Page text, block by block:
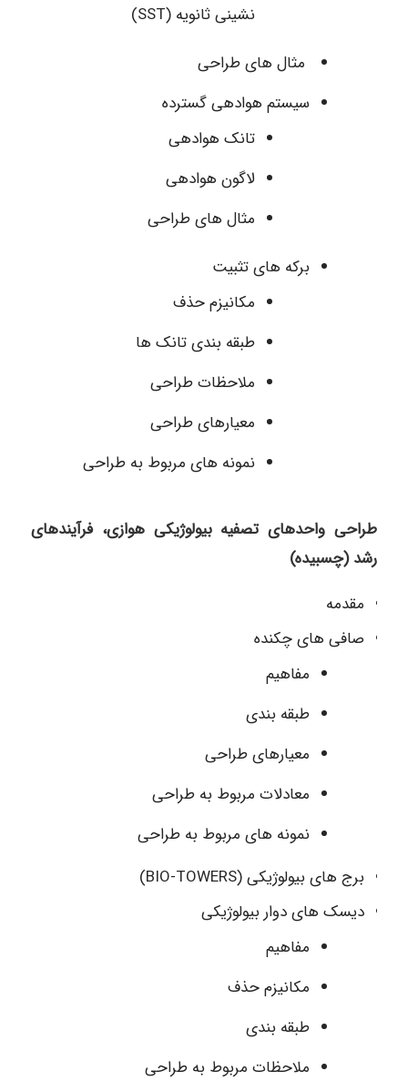
نشینی ثانویه (SST)
مثال های طراحی
سیستم هوادهی گسترده
تانک هوادهی
لاگون هوادهی
مثال های طراحی
برکه های تثبیت
مکانیزم حذف
طبقه بندی تانک ها
ملاحظات طراحی
معیارهای طراحی
نمونه های مربوط به طراحی
طراحی واحدهای تصفیه بیولوژیکی هوازی، فرآیندهای
رشد (چسبیده)
مقدمه
صافی های چکنده
مفاهیم
طبقه بندی
معیارهای طراحی
معادلات مربوط به طراحی
نمونه های مربوط به طراحی
برج های بیولوژیکی (BIO-TOWERS)
دیسک های دوار بیولوژیکی
مفاهیم
مکانیزم حذف
طبقه بندی
ملاحظات مربوط به طراحی